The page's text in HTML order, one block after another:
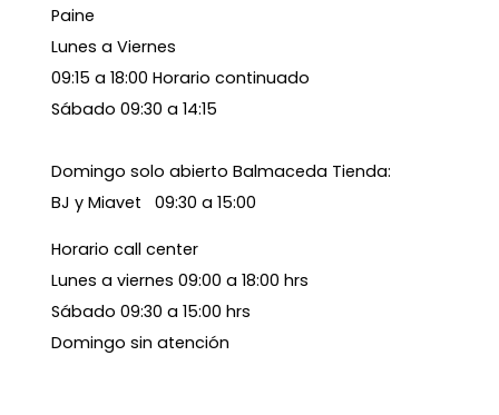
Paine
Lunes a Viernes
09:15 a 18:00 Horario continuado
Sábado 09:30 a 14:15
Domingo solo abierto Balmaceda Tienda:
BJ y Miavet 09:30 a 15:00
Horario call center
Lunes a viernes 09:00 a 18:00 hrs
Sábado 09:30 a 15:00 hrs
Domingo sin atención